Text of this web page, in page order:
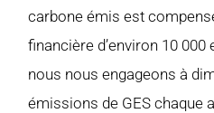
carbone émis est
financière d’environ 10 000
nous nous engageons à
émissions de GES chaque